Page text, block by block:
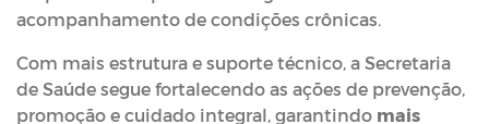
acompanhamento de condições crônicas.
Com mais estrutura e suporte técnico, a Secretaria
de Saúde segue fortalecendo as ações de prevenção,
promoção e cuidado integral, garantindo mais